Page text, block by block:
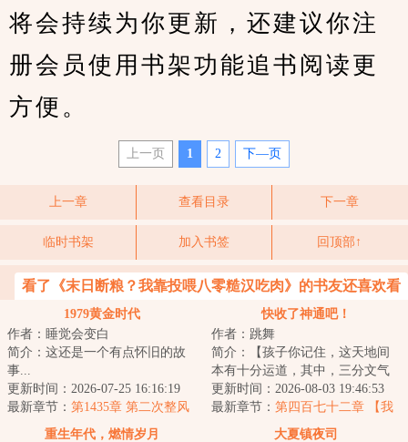
将会持续为你更新，还建议你注
册会员使用书架功能追书阅读更
方便。
上一页 1 2 下—页
上一章 查看目录 下一章
临时书架 加入书签 回顶部↑
看了《末日断粮？我靠投喂八零糙汉吃肉》的书友还喜欢看
1979黄金时代
作者：睡觉会变白
简介：这还是一个有点怀旧的故
事...
更新时间：2026-07-25 16:16:19
最新章节： 第1435章 第二次整风
快收了神通吧！
作者：跳舞
简介：【孩子你记住，这天地间
本有十分运道，其中，三分文气
七分武，还有一分定乾坤！】
【++……咦？老祖...
更新时间：2026-08-03 19:46:53
最新章节： 第四百七十二章 【我
好像闯祸了~】
重生年代，燃情岁月
大夏镇夜司